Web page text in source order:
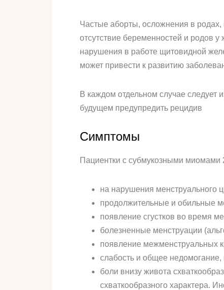
Частые аборты, осложнения в родах,
отсутствие беременностей и родов
нарушения в работе щитовидной
может привести к развитию
В каждом отдельном случае следует
будущем предупредить рецидив
Симптомы
Пациентки с субмукозными
на нарушения менструального
продолжительные и обильные
появление сгустков во время
болезненные менструации
появление межменструальных
слабость и общее
боли внизу живота
схваткообразного характера.